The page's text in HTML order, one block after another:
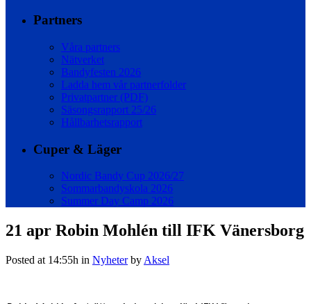
Partners
Våra partners
Nätverket
Bandyfesten 2026
Ladda hem vår partnerfolder
Privatpartner (PDF)
Säsongsrapport 25/26
Hållbarhetsrapport
Cuper & Läger
Nordic Bandy Cup 2026/27
Sommarbandyskola 2026
Summer Day Camp 2026
21 apr Robin Mohlén till IFK Vänersborg
Posted at 14:55h in Nyheter by Aksel